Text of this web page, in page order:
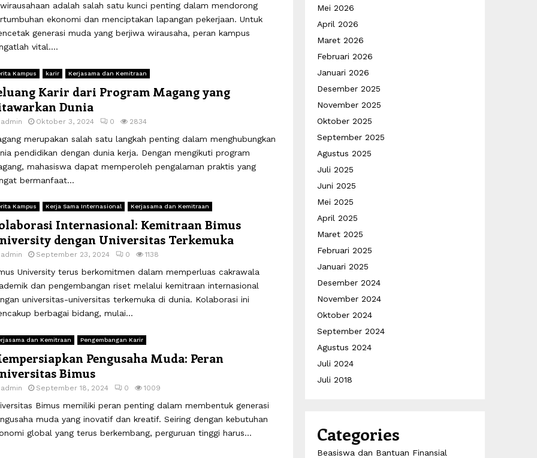
adalah salah satu kunci penting dalam mendorong
ekonomi dan menciptakan lapangan pekerjaan. Untuk
generasi muda yang berjiwa wirausaha, peran kampus
vital....
Kampus karir Kerjasama dan Kemitraan
Karir dari Program Magang yang
Dunia
admin Oktober 3, 2024 0 2834
merupakan salah satu langkah penting dalam menghubungkan
pendidikan dengan dunia kerja. Dengan mengikuti program
mahasiswa dapat memperoleh pengalaman praktis yang
bermanfaat...
Kampus Kerja Sama Internasional Kerjasama dan Kemitraan
Internasional: Kemitraan Bimus
dengan Universitas Terkemuka
admin September 23, 2024 0 1138
University terus berkomitmen dalam memperluas cakrawala
dan pengembangan riset melalui kemitraan internasional
universitas-universitas terkemuka di dunia. Kolaborasi ini
berbagai bidang, mulai...
dan Kemitraan Pengembangan Karir
Pengusaha Muda: Peran
Bimus
admin September 18, 2024 0 1009
Bimus memiliki peran penting dalam membentuk generasi
muda yang inovatif dan kreatif. Seiring dengan kebutuhan
global yang terus berkembang, perguruan tinggi harus...
Mei 2026
April 2026
Maret 2026
Februari 2026
Januari 2026
Desember 2025
November 2025
Oktober 2025
September 2025
Agustus 2025
Juli 2025
Juni 2025
Mei 2025
April 2025
Maret 2025
Februari 2025
Januari 2025
Desember 2024
November 2024
Oktober 2024
September 2024
Agustus 2024
Juli 2024
Juli 2018
Categories
Beasiswa dan Bantuan Finansial